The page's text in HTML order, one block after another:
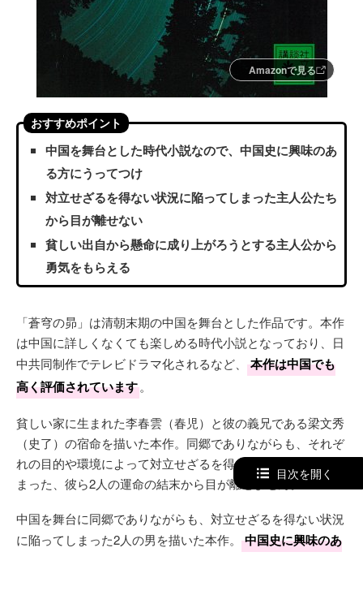
Amazonで見る
おすすめポイント
中国を舞台とした時代小説なので、中国史に興味のあ
る方にうってつけ
対立せざるを得ない状況に陥ってしまった主人公たち
から目が離せない
貧しい出自から懸命に成り上がろうとする主人公から
勇気をもらえる
「蒼穹の昴」は清朝末期の中国を舞台とした作品です。本作
は中国に詳しくなくても楽しめる時代小説となっており、日
中共同制作でテレビドラマ化されるなど、
本作は中国でも
高く評価されています。
貧しい家に生まれた李春雲（春児）と彼の義兄である梁文秀
（史了）の宿命を描いた本作。同郷でありながらも、それぞ
れの目的や環境によって対立せざるを得ない状況に陥ってし
まった、彼ら2人の運命の結末から目が離せません。
中国を舞台に同郷でありながらも、対立せざるを得ない状況
に陥ってしまった2人の男を描いた本作。
中国史に興味のあ
目次を開く